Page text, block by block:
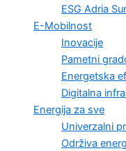
ESG Adria
E-Mobilnost
Inovacije
Pametni
Energetska
Digitalna
Energija za sve
Univerzalni
Održiva